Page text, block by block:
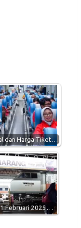
dan Harga Tiket…
Februari 2025…